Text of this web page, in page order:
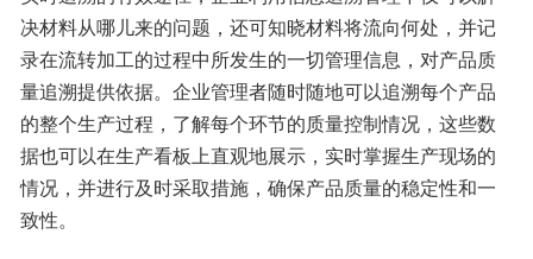
决材料从哪儿来的问题，还可知晓材料将流向何处，并记
录在流转加工的过程中所发生的一切管理信息，对产品质
量追溯提供依据。企业管理者随时随地可以追溯每个产品
的整个生产过程，了解每个环节的质量控制情况，这些数
据也可以在生产看板上直观地展示，实时掌握生产现场的
情况，并进行及时采取措施，确保产品质量的稳定性和一
致性。